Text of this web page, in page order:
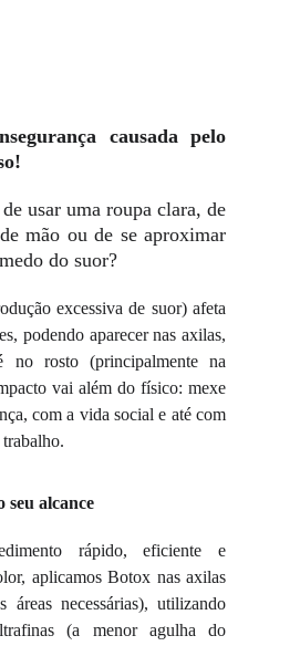
causada pelo
usar uma roupa clara, de
mão ou de se aproximar
do suor?
excessiva de suor) afeta
podendo aparecer nas axilas,
no rosto (principalmente na
vai além do físico: mexe
com a vida social e até com
seu alcance
rápido, eficiente e
aplicamos Botox nas axilas
necessárias), utilizando
(a menor agulha do